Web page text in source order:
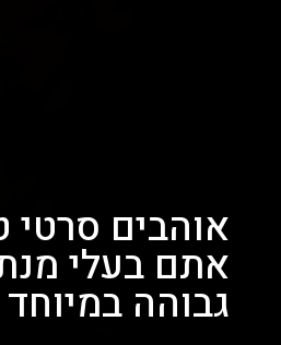
אוהבים
אתם בעלי
גבוהה במיוחד